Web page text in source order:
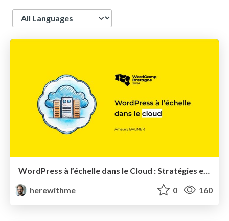
Language
herewithme
0 160